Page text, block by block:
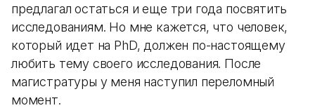
предлагал остаться и еще три года посвятить
исследованиям. Но мне кажется, что человек,
который идет на PhD, должен по-настоящему
любить тему своего исследования. После
магистратуры у меня наступил переломный
момент.